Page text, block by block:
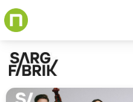
Skip
to
content